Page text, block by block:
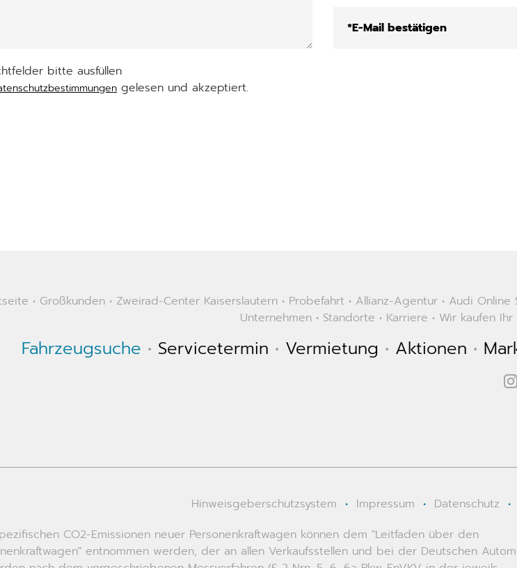
bitte ausfüllen
gelesen und akzeptiert.
• Großkunden • Zweirad-Center Kaiserslautern • Probefahrt • Allianz-Agentur • Audi Online
Unternehmen • Standorte • Karriere • Wir kaufen
Fahrzeugsuche • Servicetermin • Vermietung • Aktionen •
Hinweisgeberschutzsystem • Impressum • Datenschutz •
CO2-Emissionen neuer Personenkraftwagen können dem "Leitfaden über den
entnommen werden, der an allen Verkaufsstellen und bei der Deutschen